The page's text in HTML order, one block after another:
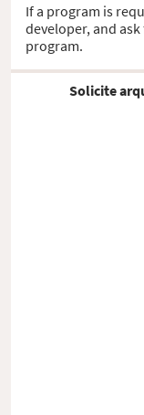
If a program is
developer, and
program.
Solicite